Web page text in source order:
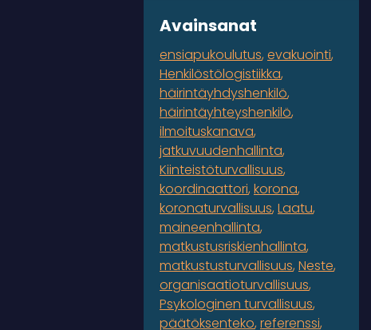
Avainsanat
ensiapukoulutus evakuointi
Henkilöstölogistiikka
häirintäyhdyshenkilö
häirintäyhteyshenkilö
ilmoituskanava
jatkuvuudenhallinta
Kiinteistöturvallisuus
koordinaattori korona
koronaturvallisuus Laatu
maineenhallinta
matkustusriskienhallinta
matkustusturvallisuus Neste
organisaatioturvallisuus
Psykologinen turvallisuus
päätöksenteko referenssi